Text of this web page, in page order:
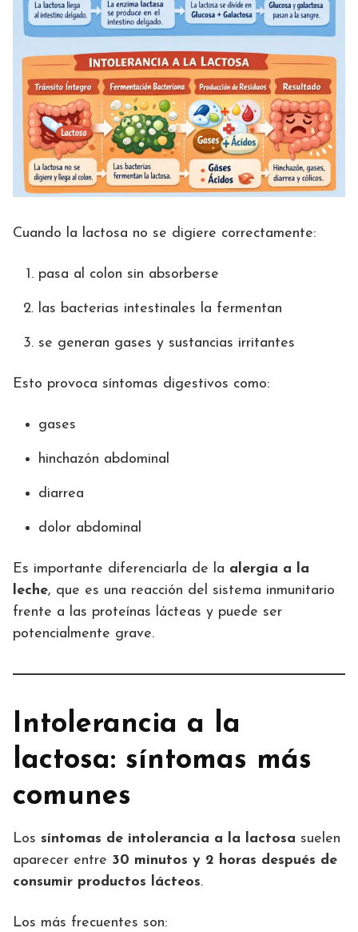
Cuando la lactosa no se digiere correctamente:
pasa al colon sin absorberse
las bacterias intestinales la fermentan
se generan gases y sustancias irritantes
Esto provoca síntomas digestivos como:
gases
hinchazón abdominal
diarrea
dolor abdominal
Es importante diferenciarla de la alergia a la
leche, que es una reacción del sistema inmunitario
frente a las proteínas lácteas y puede ser
potencialmente grave.
Intolerancia a la
lactosa: síntomas más
comunes
Los síntomas de intolerancia a la lactosa suelen
aparecer entre 30 minutos y 2 horas después de
consumir productos lácteos.
Los más frecuentes son: